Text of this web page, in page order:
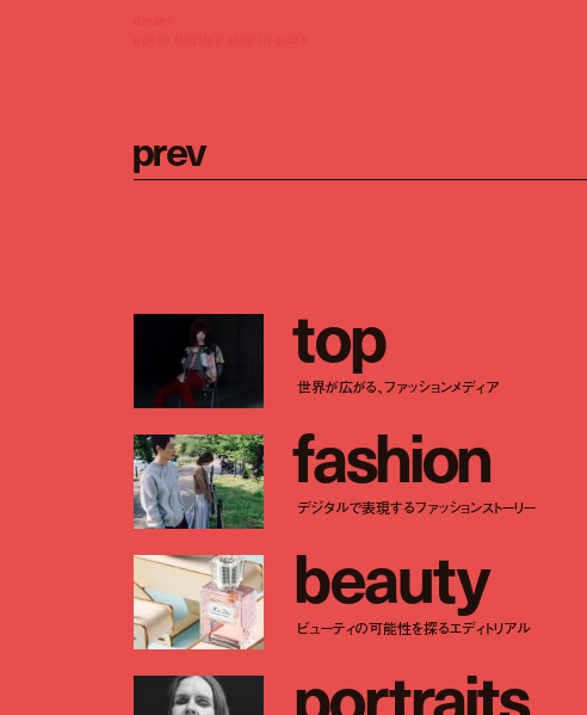
prev
top
世界が広がる、ファッションメディア
fashion
デジタルで表現するファッションストーリー
beauty
ビューティの可能性を探るエディトリアル